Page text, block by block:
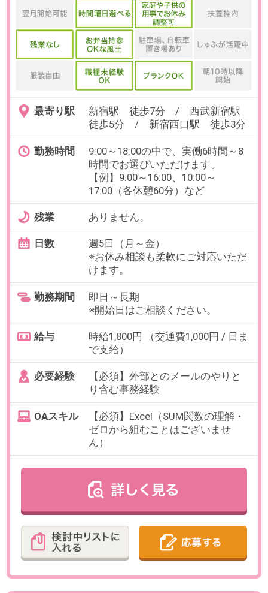
※9月開始のご相談も可能です。
給与 時給2,000円(交通費全額支給)
【必須】採用業務経験または人材
業界での就業経験
OAスキル
【必須】Excel：データ入力、
ATS（採用管理システム）、Slack
等のチャットツール
お仕事番号：100103043
【週3在宅できて安心】法務経験
不問！契約書関連の事務サポート
＠デジタルコンサル
最寄り駅 東新宿駅 徒歩5分 / 新宿三丁目
駅 徒歩11分 / 新宿駅 徒歩18
分
勤務時間 9:00～19:00の間で、実働6時間以上
でお選びいただけます。
【例】9:00～16:00、10:00～
17:00（各休憩60分）など
ありません。
日数
週4～5日（月～金）
※お休み相談も柔軟にご対応可能。
るまでは出社(1ヶ月目安)、その後
週3日程度の在宅勤務可能
勤務期間
2026/09/01～長期
※開始日はご相談ください。